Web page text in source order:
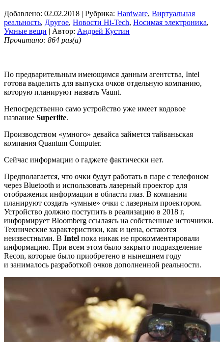
Добавлено: 02.02.2018 | Рубрика: Hardware, Виртуальная
реальность, Другое, Новости Hi-Tech, Носимая электроника,
Умные вещи | Автор: Андрей Кустин
Прочитано: 864 раз(а)
По предварительным имеющимся данным агентства, Intel
готова выделить для выпуска очков отдельную компанию,
которую планируют назвать Vaunt.
Непосредственно само устройство уже имеет кодовое
название Superlite.
Производством «умного» девайса займется тайваньская
компания Quantum Computer.
Сейчас информации о гаджете фактически нет.
Предполагается, что очки будут работать в паре с телефоном
через Bluetooth и использовать лазерный проектор для
отображения информации в области глаз. В компании
планируют создать «умные» очки с лазерным проектором.
Устройство должно поступить в реализацию в 2018 г,
информирует Bloomberg ссылаясь на собственные источники.
Технические характеристики, как и цена, остаются
неизвестными. В Intel пока никак не прокомментировали
информацию. При всем этом было закрыто подразделение
Recon, которые было приобретено в нынешнем году
и занималось разработкой очков дополненной реальности.